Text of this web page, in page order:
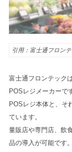
引用：富士通フロン
富士通フロンテック
POSレジメーカーで
POSレジ本体と、そ
ています。
量販店や専門店、飲
品の導入が可能です。